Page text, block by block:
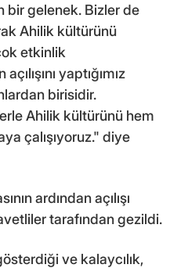
bir gelenek. Bizler de
Ahilik kültürünü
etkinlik
yaptığımız
birisidir.
Ahilik kültürünü hem
çalışıyoruz." diye
ardından açılışı
tarafından gezildi.
ve kalaycılık,